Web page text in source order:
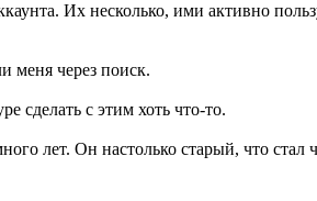
Их несколько, ими активно
меня через поиск.
сделать с этим хоть что-то.
лет. Он настолько старый, что стал